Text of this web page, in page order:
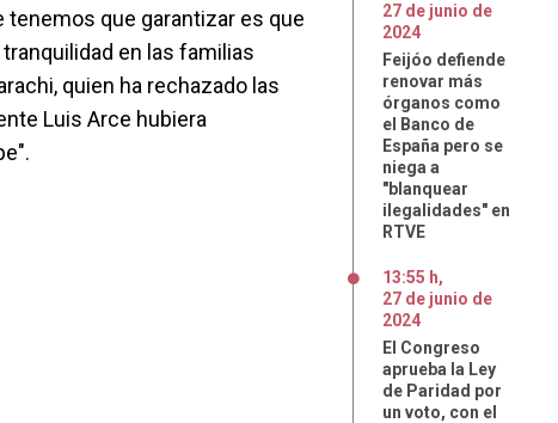
que garantizar es que
en las familias
quien ha rechazado las
Luis Arce hubiera
27 de junio de
2024
Feijóo defiende
renovar más
órganos como
el Banco de
España pero se
niega a
"blanquear
ilegalidades" en
RTVE
13:55 h,
27 de junio de
2024
El Congreso
aprueba la Ley
de Paridad por
un voto, con el